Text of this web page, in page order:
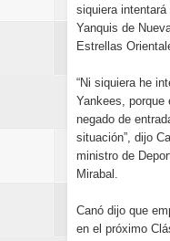
siquiera
Yanquis de
Estrellas
“Ni siquiera he
Yankees, porque
negado de
situación”, dijo
ministro de
Mirabal.
Canó dijo que
en el próximo